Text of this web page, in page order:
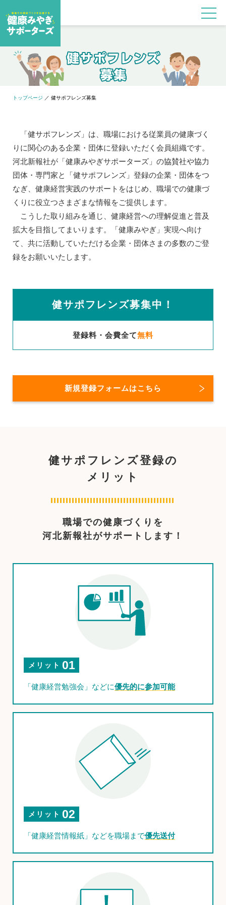
トップページ 健サポフレンズ募集
「健サポフレンズ」は、職場における従業員の健康づく
りに関心のある企業・団体に登録いただく会員組織です。
河北新報社が「健康みやぎサポーターズ」の協賛社や協力
団体・専門家と「健サポフレンズ」登録の企業・団体をつ
なぎ、健康経営実践のサポートをはじめ、職場での健康づ
くりに役立つさまざまな情報をご提供します。
こうした取り組みを通じ、健康経営への理解促進と普及
拡大を目指してまいります。「健康みやぎ」実現へ向け
て、共に活動していただける企業・団体さまの多数のご登
録をお願いいたします。
健サポフレンズ募集中！
登録料・会費全て無料
新規登録フォームはこちら
健サポフレンズ登録の
メリット
職場での健康づくりを
河北新報社がサポートします！
メリット 01
「健康経営勉強会」などに優先的に参加可能
メリット 02
「健康経営情報紙」などを職場まで優先送付